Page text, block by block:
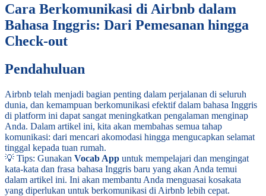
Cara Berkomunikasi di Airbnb dalam
Bahasa Inggris: Dari Pemesanan hingga
Check-out
Pendahuluan
Airbnb telah menjadi bagian penting dalam perjalanan di seluruh
dunia, dan kemampuan berkomunikasi efektif dalam bahasa Inggris
di platform ini dapat sangat meningkatkan pengalaman menginap
Anda. Dalam artikel ini, kita akan membahas semua tahap
komunikasi: dari mencari akomodasi hingga mengucapkan selamat
tinggal kepada tuan rumah.
💡 Tips: Gunakan Vocab App untuk mempelajari dan mengingat
kata-kata dan frasa bahasa Inggris baru yang akan Anda temui
dalam artikel ini. Ini akan membantu Anda menguasai kosakata
yang diperlukan untuk berkomunikasi di Airbnb lebih cepat.